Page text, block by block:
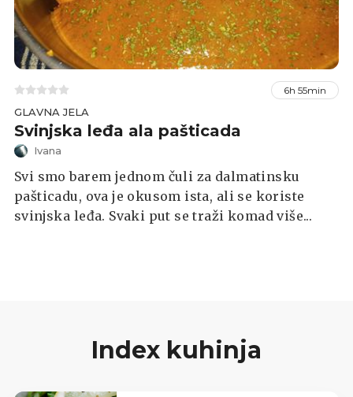
6h 55min
GLAVNA JELA
Svinjska leđa ala pašticada
Ivana
Svi smo barem jednom čuli za dalmatinsku
pašticadu, ova je okusom ista, ali se koriste
svinjska leđa. Svaki put se traži komad više...
Index kuhinja